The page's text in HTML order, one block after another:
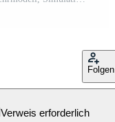
Folgen
Verweis erforderlich